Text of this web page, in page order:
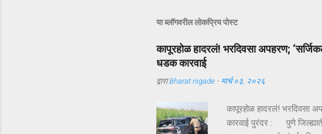
या ब्लॉगवरील लोकप्रिय पोस्ट
कापूरहोळ हादरलं! भरदिवसा अपहरण;
धडक कारवाई
द्वाराBharat nigade - मार्च ०३, २०२६
कापूरहोळ हादरलं! भरदिवसा
कारवाई पुरंदर : पुणे